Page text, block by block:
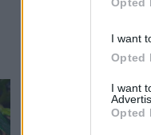
I want
Opted
I want
Opted